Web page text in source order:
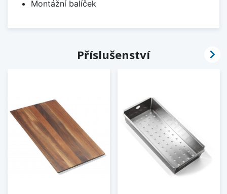
Montážní balíček
Příslušenství 